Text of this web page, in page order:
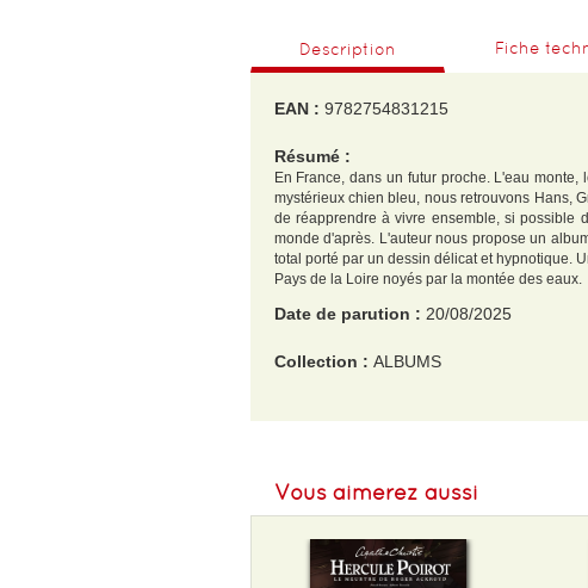
Description Fiche
EAN : 9782754831215
Résumé :
En France, dans un futur proche. L'eau
mystérieux chien bleu, nous retrouvons Hans,
de réapprendre à vivre ensemble, si possible
monde d'après. L'auteur nous propose un
total porté par un dessin délicat et hypnotique.
Pays de la Loire noyés par la montée des eaux.
Date de parution : 20/08/2025
Collection : ALBUMS
Vous aimerez aussi